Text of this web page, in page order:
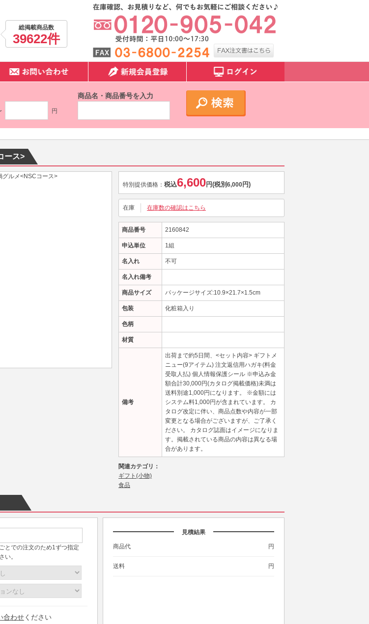
総掲載商品数
39622件
円
商品名・商品番号を入力
ース>
特別提供価格： 税込6,600円(税別 6,000円)
在庫 在庫数の確認はこちら
商品番号 2160842
申込単位 1組
名入れ 不可
名入れ備考
商品サイズ パッケージサイズ:10.9×21.7×1.5cm
包装 化粧箱入り
色柄
材質
備考
出荷まで約5日間、<セット内容> ギフトメ
ニュー(9アイテム) 注文返信用ハガキ(料金
受取人払) 個人情報保護シール ※申込み金
額合計30,000円(カタログ掲載価格)未満は
送料別途1,000円になります。 ※金額には
システム料1,000円が含まれています。 カ
タログ改定に伴い、商品点数や内容が一部
変更となる場合がございますが、ご了承く
ださい。 カタログ誌面はイメージになりま
す。掲載されている商品の内容は異なる場
合があります。
関連カテゴリ：
ギフト(小物)
食品
とでの注文のため1ずつ指定
い。
合わせください
見積結果
商品代 円
送料 円